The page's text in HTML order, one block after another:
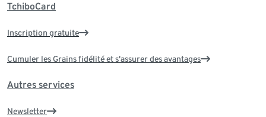
TchiboCard
Inscription gratuite
Cumuler les Grains fidélité et s'assurer des avantages
Autres services
Newsletter